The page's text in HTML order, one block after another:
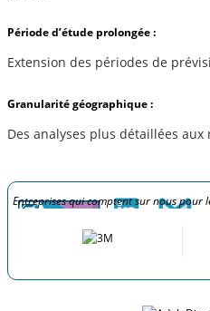
Période d’étude prolongée :
Extension des périodes de
Granularité géographique :
Des analyses plus détaillées
Entreprises qui comptent sur nous pour